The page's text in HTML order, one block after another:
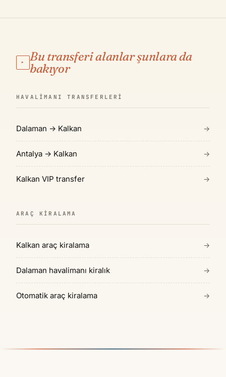
▸
Bu transferi alanlar şunlara da
bakıyor
HAVALIMANI TRANSFERLERI
Dalaman → Kalkan →
Antalya → Kalkan →
Kalkan VIP transfer →
ARAÇ KIRALAMA
Kalkan araç kiralama →
Dalaman havalimanı kiralık →
Otomatik araç kiralama →